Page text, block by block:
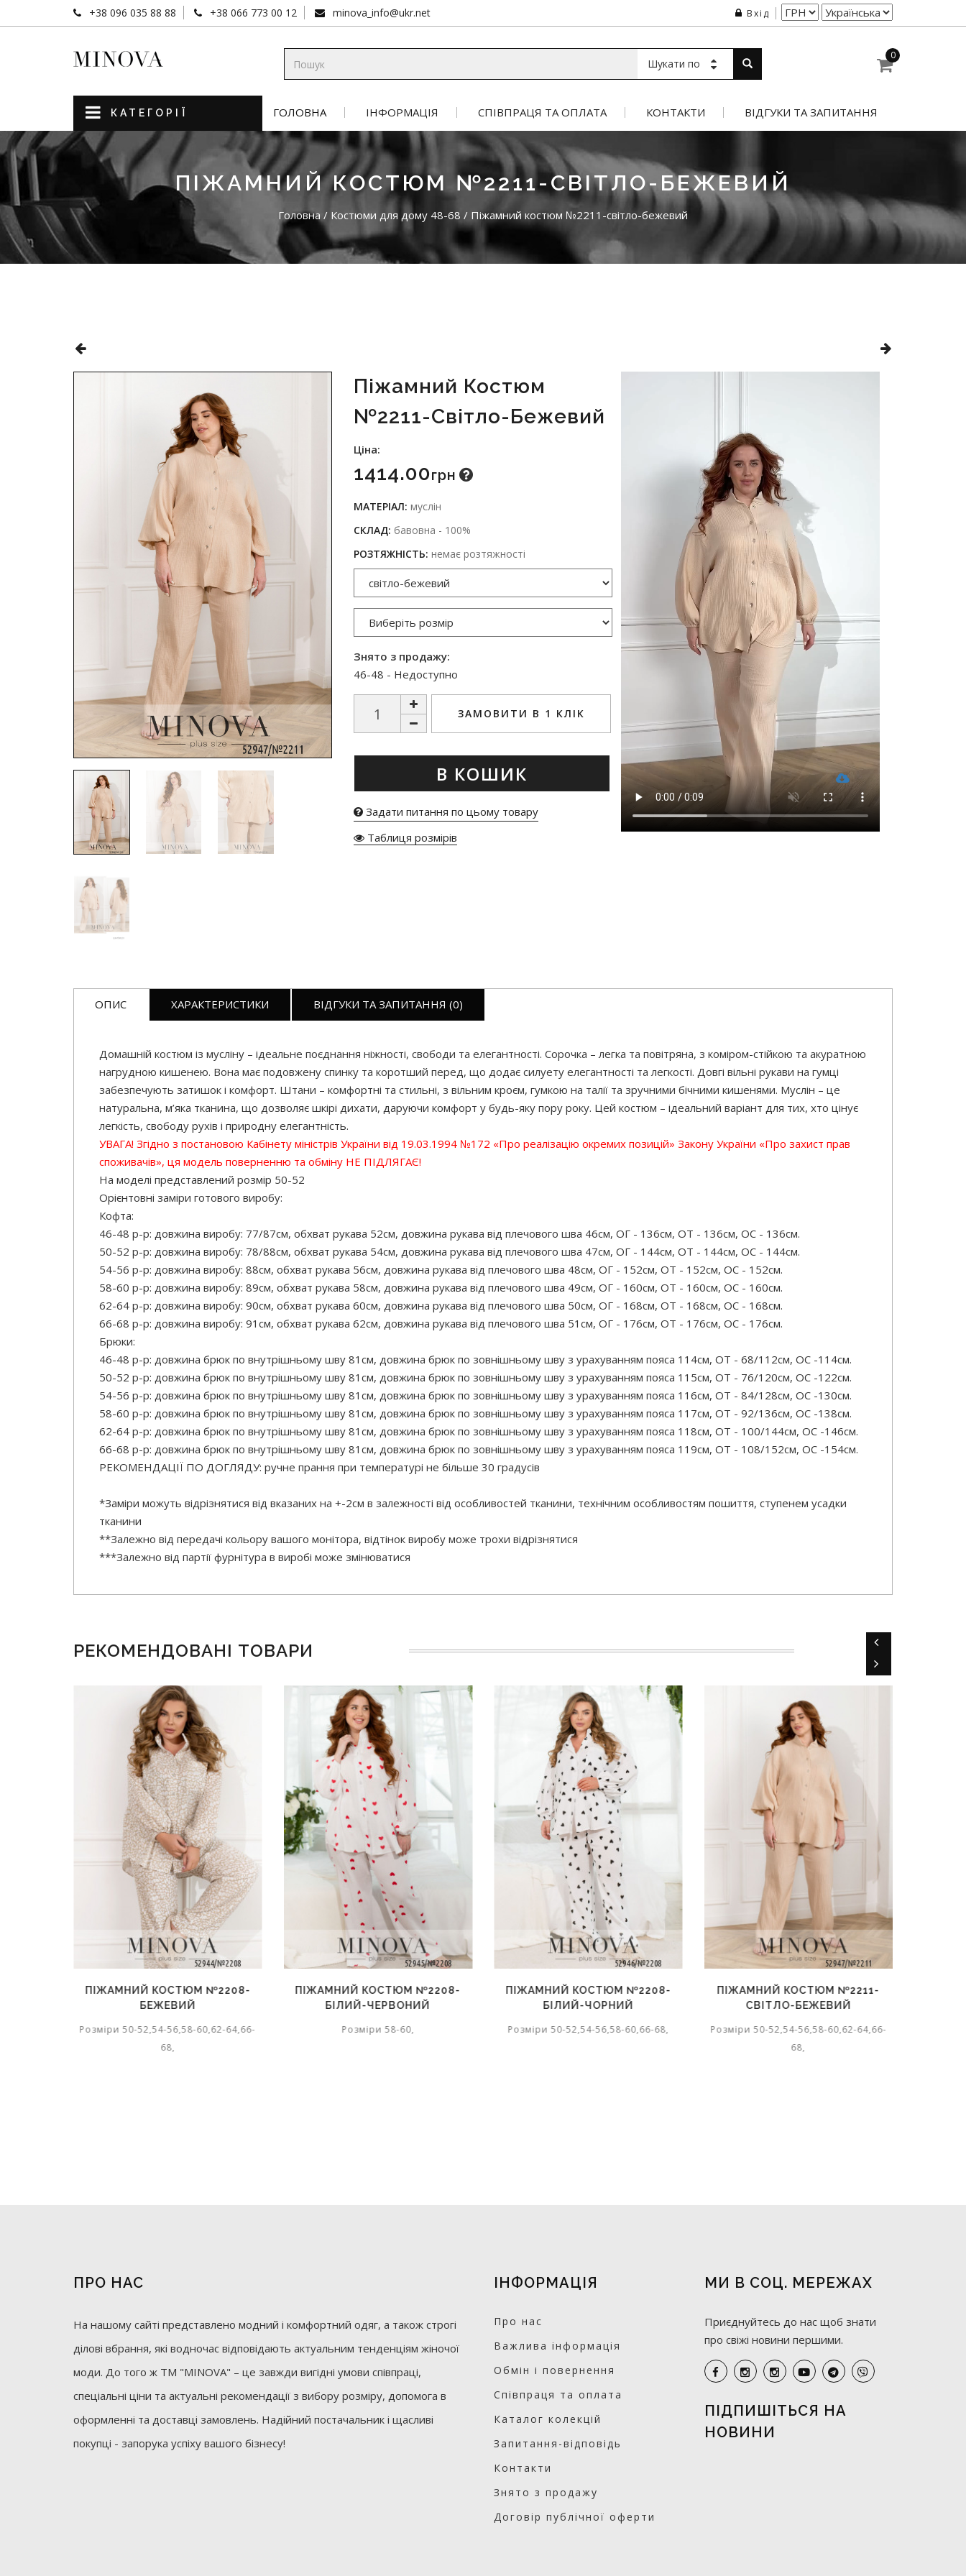
+38 096 035 88 88 +38 066 773 00 12 minova_info@ukr.net Вхід
Шукати по
0
КАТЕГОРІЇ ГОЛОВНА ІНФОРМАЦІЯ СПІВПРАЦЯ ТА ОПЛАТА КОНТАКТИ ВІДГУКИ ТА ЗАПИТАННЯ
ПІЖАМНИЙ КОСТЮМ №2211-СВІТЛО-БЕЖЕВИЙ
Головна / Костюми для дому 48-68 / Піжамний костюм №2211-світло-бежевий
Піжамний Костюм
№2211-Світло-Бежевий
Ціна:
1414.00Грн
МАТЕРІАЛ: муслін
СКЛАД: бавовна - 100%
РОЗТЯЖНІСТЬ: немає розтяжності
Знято з продажу:
46-48 - Недоступно
ЗАМОВИТИ В 1 КЛІК
В КОШИК
Задати питання по цьому товару
Таблиця розмірів
ОПИС ХАРАКТЕРИСТИКИ ВІДГУКИ ТА ЗАПИТАННЯ (0)
Домашній костюм із мусліну – ідеальне поєднання ніжності, свободи та елегантності. Сорочка – легка та повітряна, з коміром-стійкою та акуратною
нагрудною кишенею. Вона має подовжену спинку та коротший перед, що додає силуету елегантності та легкості. Довгі вільні рукави на гумці
забезпечують затишок і комфорт. Штани – комфортні та стильні, з вільним кроєм, гумкою на талії та зручними бічними кишенями. Муслін – це
натуральна, м’яка тканина, що дозволяє шкірі дихати, даруючи комфорт у будь-яку пору року. Цей костюм – ідеальний варіант для тих, хто цінує
легкість, свободу рухів і природну елегантність.
УВАГА! Згідно з постановою Кабінету міністрів України від 19.03.1994 №172 «Про реалізацію окремих позицій» Закону України «Про захист прав
споживачів», ця модель поверненню та обміну НЕ ПІДЛЯГАЄ!
На моделі представлений розмір 50-52
Орієнтовні заміри готового виробу:
Кофта:
46-48 р-р: довжина виробу: 77/87см, обхват рукава 52см, довжина рукава від плечового шва 46см, ОГ - 136см, ОТ - 136см, OC - 136см.
50-52 р-р: довжина виробу: 78/88см, обхват рукава 54см, довжина рукава від плечового шва 47см, ОГ - 144см, ОТ - 144см, OC - 144см.
54-56 р-р: довжина виробу: 88см, обхват рукава 56см, довжина рукава від плечового шва 48см, ОГ - 152см, ОТ - 152см, OC - 152см.
58-60 р-р: довжина виробу: 89см, обхват рукава 58см, довжина рукава від плечового шва 49см, ОГ - 160см, ОТ - 160см, OC - 160см.
62-64 р-р: довжина виробу: 90см, обхват рукава 60см, довжина рукава від плечового шва 50см, ОГ - 168см, ОТ - 168см, OC - 168см.
66-68 р-р: довжина виробу: 91см, обхват рукава 62см, довжина рукава від плечового шва 51см, ОГ - 176см, ОТ - 176см, OC - 176см.
Брюки:
46-48 р-р: довжина брюк по внутрішньому шву 81см, довжина брюк по зовнішньому шву з урахуванням пояса 114см, ОТ - 68/112см, OC -114см.
50-52 р-р: довжина брюк по внутрішньому шву 81см, довжина брюк по зовнішньому шву з урахуванням пояса 115см, ОТ - 76/120см, OC -122см.
54-56 р-р: довжина брюк по внутрішньому шву 81см, довжина брюк по зовнішньому шву з урахуванням пояса 116см, ОТ - 84/128см, OC -130см.
58-60 р-р: довжина брюк по внутрішньому шву 81см, довжина брюк по зовнішньому шву з урахуванням пояса 117см, ОТ - 92/136см, OC -138см.
62-64 р-р: довжина брюк по внутрішньому шву 81см, довжина брюк по зовнішньому шву з урахуванням пояса 118см, ОТ - 100/144см, OC -146см.
66-68 р-р: довжина брюк по внутрішньому шву 81см, довжина брюк по зовнішньому шву з урахуванням пояса 119см, ОТ - 108/152см, OC -154см.
РЕКОМЕНДАЦІЇ ПО ДОГЛЯДУ: ручне прання при температурі не більше 30 градусів
*Заміри можуть відрізнятися від вказаних на +-2см в залежності від особливостей тканини, технічним особливостям пошиття, ступенем усадки
тканини
**Залежно від передачі кольору вашого монітора, відтінок виробу може трохи відрізнятися
***Залежно від партії фурнітура в виробі може змінюватися
РЕКОМЕНДОВАНІ ТОВАРИ
ПІЖАМНИЙ КОСТЮМ №2208-
БЕЖЕВИЙ
Розміри 50-52,54-56,58-60,62-64,66-
68,
ПІЖАМНИЙ КОСТЮМ №2208-
БІЛИЙ-ЧЕРВОНИЙ
Розміри 58-60,
ПІЖАМНИЙ КОСТЮМ №2208-
БІЛИЙ-ЧОРНИЙ
Розміри 50-52,54-56,58-60,66-68,
ПІЖАМНИЙ КОСТЮМ №2211-
СВІТЛО-БЕЖЕВИЙ
Розміри 50-52,54-56,58-60,62-64,66-
68,
ПРО НАС
На нашому сайті представлено модний і комфортний одяг, а також строгі
ділові вбрання, які водночас відповідають актуальним тенденціям жіночої
моди. До того ж ТМ "MINOVA" – це завжди вигідні умови співпраці,
спеціальні ціни та актуальні рекомендації з вибору розміру, допомога в
оформленні та доставці замовлень. Надійний постачальник і щасливі
покупці - запорука успіху вашого бізнесу!
ІНФОРМАЦІЯ
Про нас
Важлива інформація
Обмін і повернення
Співпраця та оплата
Каталог колекцій
Запитання-відповідь
Контакти
Знято з продажу
Договір публічної оферти
МИ В СОЦ. МЕРЕЖАХ
Приєднуйтесь до нас щоб знати
про свіжі новини першими.
ПІДПИШІТЬСЯ НА
НОВИНИ